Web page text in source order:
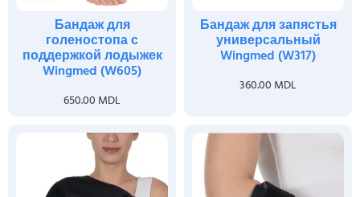
Бандаж для
голеностопа с
поддержкой лодыжек
Wingmed (W605)
650.00 MDL
Бандаж для запястья
универсальный
Wingmed (W317)
360.00 MDL